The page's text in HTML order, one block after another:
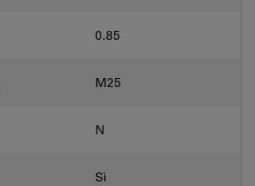
0.85
M25
N
Sì